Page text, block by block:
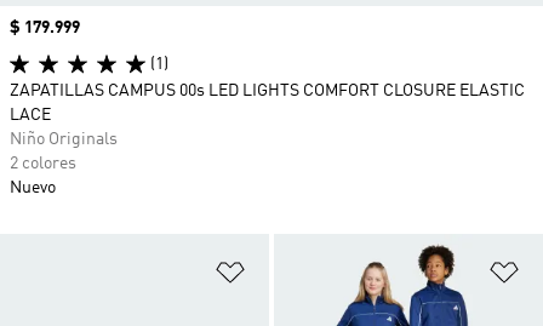
Añadir a la lista de deseos
Precio
$ 179.999
(1)
ZAPATILLAS CAMPUS 00s LED LIGHTS COMFORT CLOSURE ELASTIC
LACE
Niño Originals
2 colores
Nuevo